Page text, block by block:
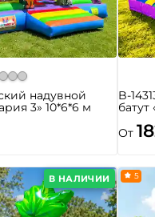
надувной
3» 10*6*6 м
B-
От
В НАЛИЧИИ 5